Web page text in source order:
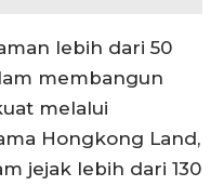
lebih dari 50
membangun
melalui
Hongkong Land,
jejak lebih dari 130